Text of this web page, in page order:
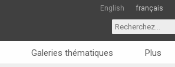
English français
Galeries thématiques Plus